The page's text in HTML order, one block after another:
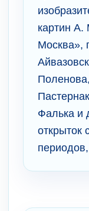
картин А.
Москва»,
Фалька и
открыток